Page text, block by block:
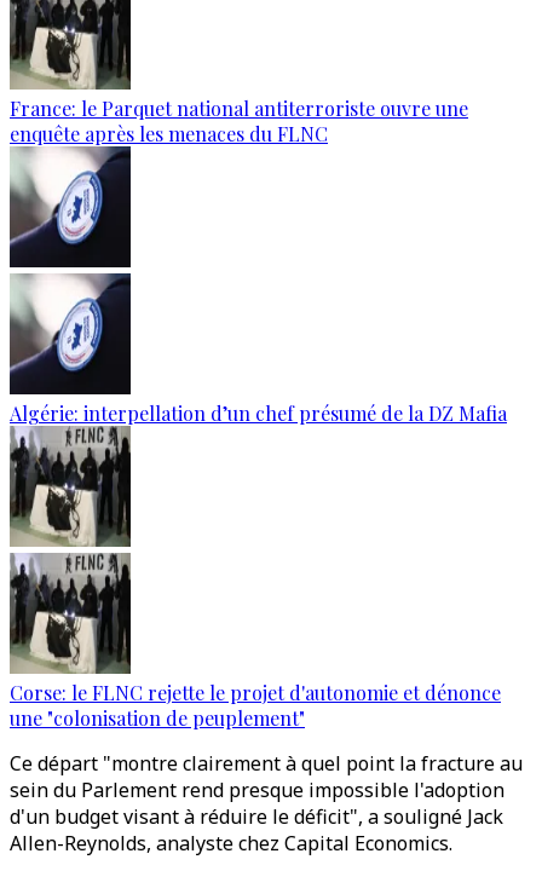
France: le Parquet national antiterroriste ouvre une
enquête après les menaces du FLNC
Algérie: interpellation d’un chef présumé de la DZ Mafia
Corse: le FLNC rejette le projet d'autonomie et dénonce
une "colonisation de peuplement"
Ce départ "montre clairement à quel point la fracture au
sein du Parlement rend presque impossible l'adoption
d'un budget visant à réduire le déficit", a souligné Jack
Allen-Reynolds, analyste chez Capital Economics.